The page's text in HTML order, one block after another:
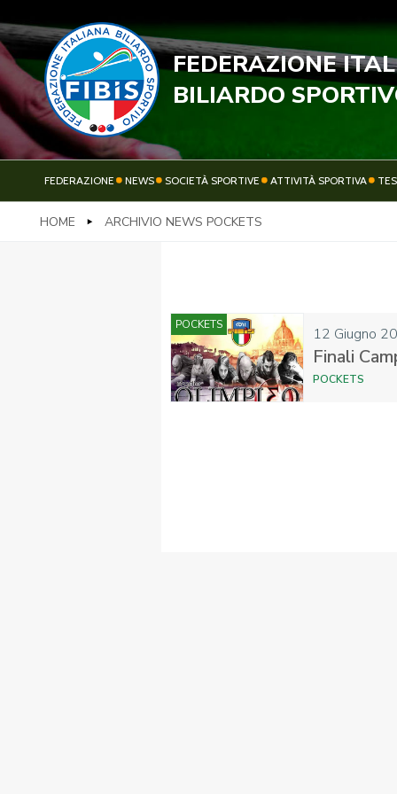
FEDERAZIONE
FEDERAZIONE
BILIARDO
FEDERAZIONE NEWS SOCIETÀ SPORTIVE ATTIVITÀ SPORTIVA
HOME ARCHIVIO NEWS POCKETS
12 Giugno
POCKETS
Finali
POCKETS